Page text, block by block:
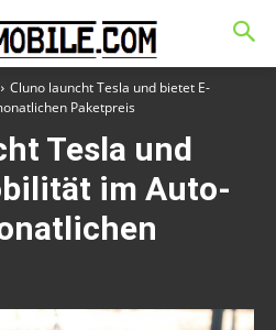
Cluno launcht Tesla und bietet E-
Paketpreis
Tesla und
im Auto-